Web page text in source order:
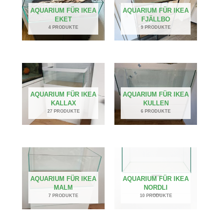
AQUARIUM FÜR IKEA
EKET
4 PRODUKTE
AQUARIUM FÜR IKEA
FJÄLLBO
9 PRODUKTE
AQUARIUM FÜR IKEA
KALLAX
27 PRODUKTE
AQUARIUM FÜR IKEA
KULLEN
6 PRODUKTE
AQUARIUM FÜR IKEA
MALM
7 PRODUKTE
AQUARIUM FÜR IKEA
NORDLI
10 PRODUKTE